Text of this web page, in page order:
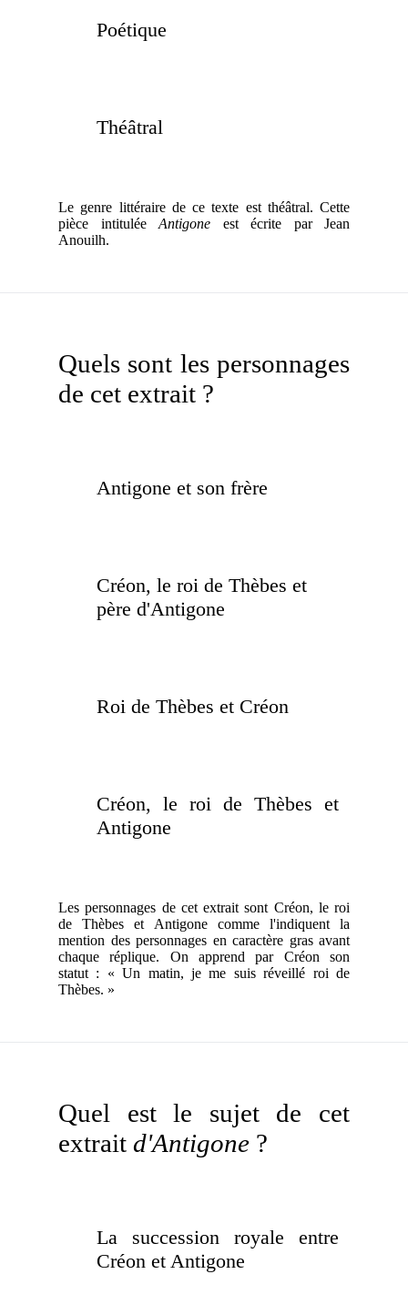
Poétique
Théâtral
Le genre littéraire de ce texte est théâtral. Cette
pièce intitulée Antigone est écrite par Jean
Anouilh.
Quels sont les personnages
de cet extrait ?
Antigone et son frère
Créon, le roi de Thèbes et
père d'Antigone
Roi de Thèbes et Créon
Créon, le roi de Thèbes et
Antigone
Les personnages de cet extrait sont Créon, le roi
de Thèbes et Antigone comme l'indiquent la
mention des personnages en caractère gras avant
chaque réplique. On apprend par Créon son
statut : « Un matin, je me suis réveillé roi de
Thèbes. »
Quel est le sujet de cet
extrait d'Antigone ?
La succession royale entre
Créon et Antigone